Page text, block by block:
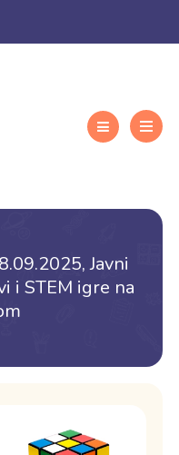
Javni
i STEM igre na